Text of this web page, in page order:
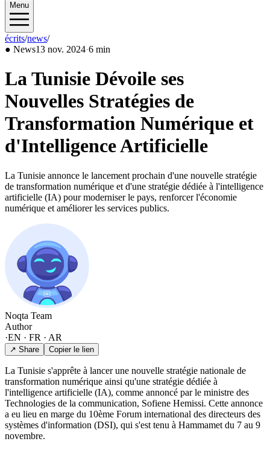
Menu
écrits/news/2024/11
● News13 nov. 2024·6 min
La Tunisie Dévoile ses
Nouvelles Stratégies de
Transformation Numérique et
d'Intelligence Artificielle
La Tunisie annonce le lancement prochain d'une nouvelle stratégie
de transformation numérique et d'une stratégie dédiée à l'intelligence
artificielle (IA) pour moderniser le pays, renforcer l'économie
numérique et améliorer les services publics.
Noqta Team
Author
·EN · FR · AR
↗ Share Copier le lien
La Tunisie s'apprête à lancer une nouvelle stratégie nationale de
transformation numérique ainsi qu'une stratégie dédiée à
l'intelligence artificielle (IA), comme annoncé par le ministre des
Technologies de la communication, Sofiene Hemissi. Cette annonce
a eu lieu en marge du 10ème Forum international des directeurs des
systèmes d'information (DSI), qui s'est tenu à Hammamet du 7 au 9
novembre.